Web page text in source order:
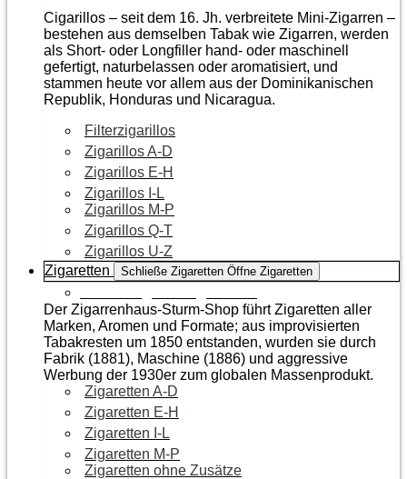
Cigarillos – seit dem 16. Jh. verbreitete Mini-Zigarren –
bestehen aus demselben Tabak wie Zigarren, werden
als Short- oder Longfiller hand- oder maschinell
gefertigt, naturbelassen oder aromatisiert, und
stammen heute vor allem aus der Dominikanischen
Republik, Honduras und Nicaragua.
Filterzigarillos
Zigarillos A-D
Zigarillos E-H
Zigarillos I-L
Zigarillos M-P
Zigarillos Q-T
Zigarillos U-Z
Zigaretten
Schließe Zigaretten Öffne Zigaretten
Der Zigarrenhaus-Sturm-Shop führt Zigaretten aller
Marken, Aromen und Formate; aus improvisierten
Tabakresten um 1850 entstanden, wurden sie durch
Fabrik (1881), Maschine (1886) und aggressive
Werbung der 1930er zum globalen Massenprodukt.
Zigaretten A-D
Zigaretten E-H
Zigaretten I-L
Zigaretten M-P
Zigaretten ohne Zusätze